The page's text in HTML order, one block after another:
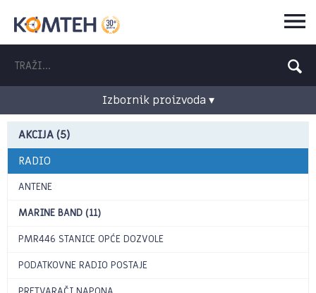
Izbornik proizvoda ▾
AKCIJA (5)
RADIO
ANTENE
MARINE BAND (11)
PMR446 STANICE OPĆE DOZVOLE
PODATKOVNE RADIO POSTAJE